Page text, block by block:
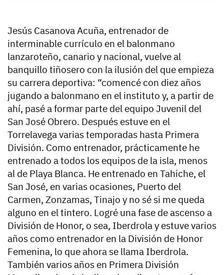
Jesús Casanova Acuña, entrenador de
interminable currículo en el balonmano
lanzaroteño, canario y nacional, vuelve al
banquillo tiñosero con la ilusión del que empieza
su carrera deportiva: “comencé con diez años
jugando a balonmano en el instituto y, a partir de
ahí, pasé a formar parte del equipo Juvenil del
San José Obrero. Después estuve en el
Torrelavega varias temporadas hasta Primera
División. Como entrenador, prácticamente he
entrenado a todos los equipos de la isla, menos
al de Playa Blanca. He entrenado en Tahiche, el
San José, en varias ocasiones, Puerto del
Carmen, Zonzamas, Tinajo y no sé si me queda
alguno en el tintero. Logré una fase de ascenso a
División de Honor, o sea, Iberdrola y estuve varios
años como entrenador en la División de Honor
Femenina, lo que ahora se llama Iberdrola.
También varios años en Primera División